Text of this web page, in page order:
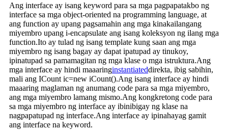
Ang interface ay isang keyword para sa mga pagpapatakbo ng
interface sa mga object-oriented na programming language, at
ang function ay upang pagsamahin ang mga kinakailangang
miyembro upang i-encapsulate ang isang koleksyon ng ilang mga
function.Ito ay tulad ng isang template kung saan ang mga
miyembro ng isang bagay ay dapat ipatupad ay tinukoy,
ipinatupad sa pamamagitan ng mga klase o mga istruktura.Ang
mga interface ay hindi maaaringinstantiateddirekta, ibig sabihin,
mali ang ICount ic=new iCount().Ang isang interface ay hindi
maaaring maglaman ng anumang code para sa mga miyembro,
ang mga miyembro lamang mismo.Ang kongkretong code para
sa mga miyembro ng interface ay ibinibigay ng klase na
nagpapatupad ng interface.Ang interface ay ipinahayag gamit
ang interface na keyword.